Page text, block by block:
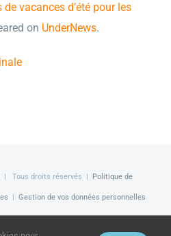
vacances d’été pour les
on UnderNews.
| Tous droits réservés | Politique de
| Gestion de vos données personnelles